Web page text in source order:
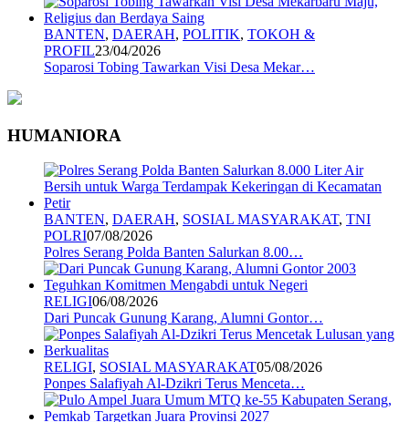
BANTEN, DAERAH, POLITIK, TOKOH &
PROFIL23/04/2026
Soparosi Tobing Tawarkan Visi Desa Mekar…
HUMANIORA
BANTEN, DAERAH, SOSIAL MASYARAKAT, TNI
POLRI07/08/2026
Polres Serang Polda Banten Salurkan 8.00…
RELIGI06/08/2026
Dari Puncak Gunung Karang, Alumni Gontor…
RELIGI, SOSIAL MASYARAKAT05/08/2026
Ponpes Salafiyah Al-Dzikri Terus Menceta…